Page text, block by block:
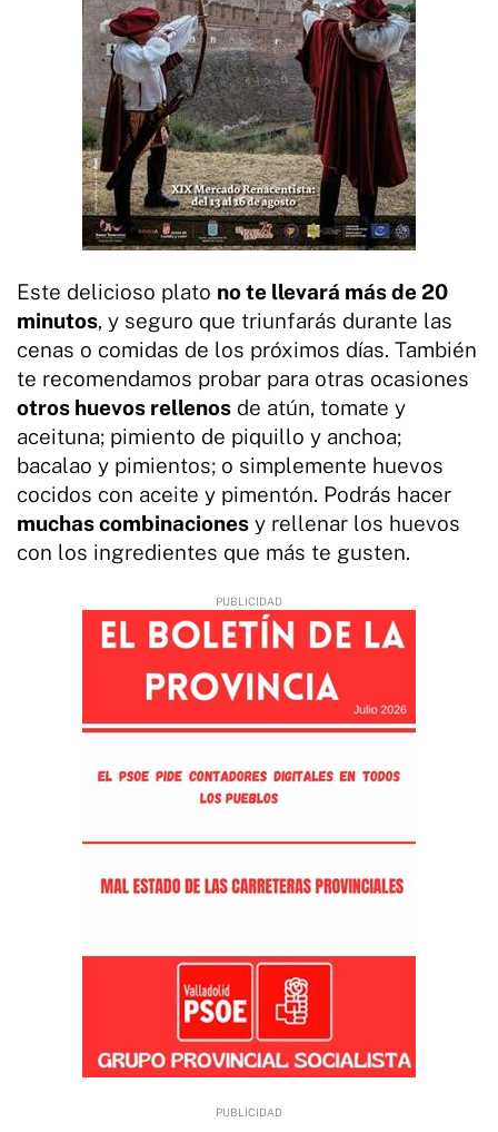
Este delicioso plato no te llevará más de 20
minutos, y seguro que triunfarás durante las
cenas o comidas de los próximos días. También
te recomendamos probar para otras ocasiones
otros huevos rellenos de atún, tomate y
aceituna; pimiento de piquillo y anchoa;
bacalao y pimientos; o simplemente huevos
cocidos con aceite y pimentón. Podrás hacer
muchas combinaciones y rellenar los huevos
con los ingredientes que más te gusten.